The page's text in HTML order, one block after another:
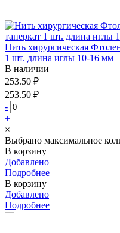
Нить хирургическая
1 шт. длина иглы 10-16 мм
В наличии
253.50 ₽
253.50 ₽
-
+
×
Выбрано максимальное
В корзину
Добавлено
Подробнее
В корзину
Добавлено
Подробнее